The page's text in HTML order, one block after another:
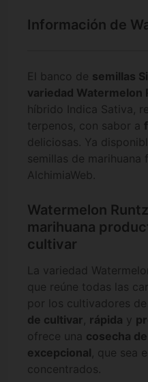
Información de
El banco de semillas
variedad Watermelon
híbrido Indica Sativa,
terpenos, con sabor a
deliciosas. Ya
semillas de marihuana
AlchimiaWeb.
Watermelon
marihuana
cultivar
La variedad
que reúne todas las
por los cultivadores
de cultivar, rápida y
ofrece una cosecha
excepcional, que sea
concentrados.